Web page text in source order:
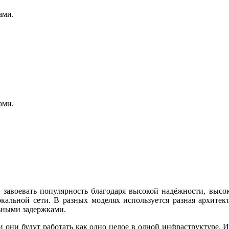
популярность благодаря высокой надёжности,
сети. В разных моделях используется разная
задержками.
будут работать как одно целое в одной инфраструктуре.